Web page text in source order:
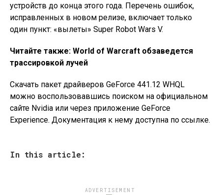
устройств до конца этого года. Перечень ошибок,
исправленных в новом релизе, включает только
один пункт: «вылеты» Super Robot Wars V.
Читайте также: World of Warcraft обзаведется
трассировкой лучей
Скачать пакет драйверов GeForce 441.12 WHQL
можно воспользовавшись поиском на официальном
сайте Nvidia или через приложение GeForce
Experience. Документация к нему доступна по ссылке.
In this article:
ADVERTISEMENT